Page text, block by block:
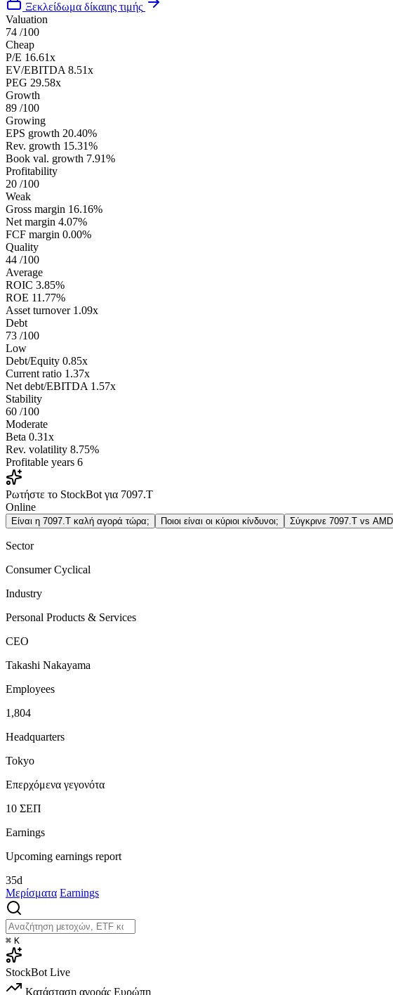
Ξεκλείδωμα δίκαιης τιμής
Valuation
74 /100
Cheap
P/E 16.61x
EV/EBITDA 8.51x
PEG 29.58x
Growth
89 /100
Growing
EPS growth 20.40%
Rev. growth 15.31%
Book val. growth 7.91%
Profitability
20 /100
Weak
Gross margin 16.16%
Net margin 4.07%
FCF margin 0.00%
Quality
44 /100
Average
ROIC 3.85%
ROE 11.77%
Asset turnover 1.09x
Debt
73 /100
Low
Debt/Equity 0.85x
Current ratio 1.37x
Net debt/EBITDA 1.57x
Stability
60 /100
Moderate
Beta 0.31x
Rev. volatility 8.75%
Profitable years 6
Ρωτήστε το StockBot για 7097.T
Online
Είναι η 7097.T καλή αγορά τώρα; Ποιοι είναι οι κύριοι κίνδυνοι; Σύγκρινε 7097.T vs AMD
Sector
Consumer Cyclical
Industry
Personal Products & Services
CEO
Takashi Nakayama
Employees
1,804
Headquarters
Tokyo
Επερχόμενα γεγονότα
10 ΣΕΠ
Earnings
Upcoming earnings report
35d
Μερίσματα Earnings
⌘ K
StockBot Live
Κατάσταση αγοράς Ευρώπη